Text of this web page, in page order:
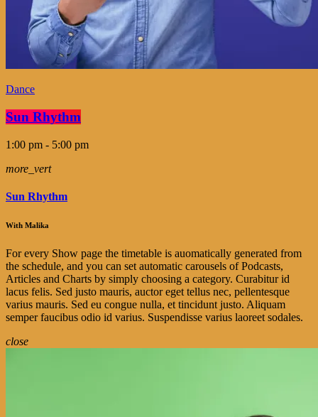
Dance
Sun Rhythm
1:00 pm - 5:00 pm
more_vert
Sun Rhythm
With Malika
For every Show page the timetable is auomatically generated from
the schedule, and you can set automatic carousels of Podcasts,
Articles and Charts by simply choosing a category. Curabitur id
lacus felis. Sed justo mauris, auctor eget tellus nec, pellentesque
varius mauris. Sed eu congue nulla, et tincidunt justo. Aliquam
semper faucibus odio id varius. Suspendisse varius laoreet sodales.
close